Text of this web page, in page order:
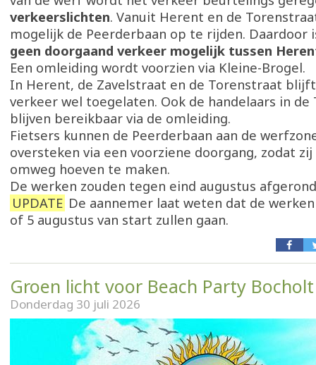
verkeerslichten. Vanuit Herent en de
mogelijk de Peerderbaan op te rijden. Daardoor
geen doorgaand verkeer mogelijk tussen
Een omleiding wordt voorzien via Kleine-Brogel.
In Herent, de Zavelstraat en de Torenstraat
verkeer wel toegelaten. Ook de handelaars in
blijven bereikbaar via de omleiding.
Fietsers kunnen de Peerderbaan aan de
oversteken via een voorziene doorgang, zodat
omweg hoeven te maken.
De werken zouden tegen eind augustus
UPDATE De aannemer laat weten dat de
of 5 augustus van start zullen gaan.
Groen licht voor Beach Party Bocholt
Donderdag 30 juli 2026